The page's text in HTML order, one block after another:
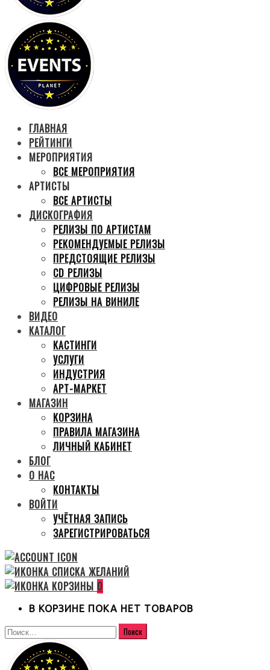
ГЛАВНАЯ
РЕЙТИНГИ
МЕРОПРИЯТИЯ
ВСЕ МЕРОПРИЯТИЯ
АРТИСТЫ
ВСЕ АРТИСТЫ
ДИСКОГРАФИЯ
РЕЛИЗЫ ПО АРТИСТАМ
РЕКОМЕНДУЕМЫЕ РЕЛИЗЫ
ПРЕДСТОЯЩИЕ РЕЛИЗЫ
CD РЕЛИЗЫ
ЦИФРОВЫЕ РЕЛИЗЫ
РЕЛИЗЫ НА ВИНИЛЕ
ВИДЕО
КАТАЛОГ
КАСТИНГИ
УСЛУГИ
ИНДУСТРИЯ
АРТ-МАРКЕТ
МАГАЗИН
КОРЗИНА
ПРАВИЛА МАГАЗИНА
ЛИЧНЫЙ КАБИНЕТ
БЛОГ
О НАС
КОНТАКТЫ
ВОЙТИ
УЧЁТНАЯ ЗАПИСЬ
ЗАРЕГИСТРИРОВАТЬСЯ
0
В КОРЗИНЕ ПОКА НЕТ ТОВАРОВ